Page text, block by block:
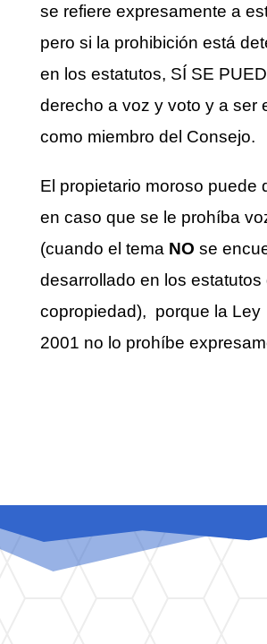
se refiere expresamente a
pero si la prohibición está
en los estatutos, SÍ SE
derecho a voz y voto y a ser
como miembro del Consejo.
El propietario moroso puede
en caso que se le prohíba
(cuando el tema NO se
desarrollado en los estatutos
copropiedad), porque la
2001 no lo prohíbe